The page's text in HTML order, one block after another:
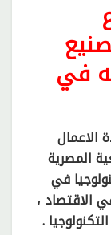
في
الاعمال
المصرية
في
الاقتصاد ،
.